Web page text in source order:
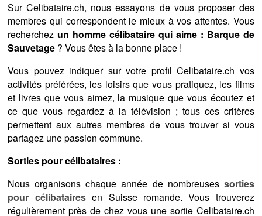
Sur Celibataire.ch, nous essayons de vous proposer des
membres qui correspondent le mieux à vos attentes. Vous
recherchez un homme célibataire qui aime : Barque de
Sauvetage ? Vous êtes à la bonne place !
Vous pouvez indiquer sur votre profil Celibataire.ch vos
activités préférées, les loisirs que vous pratiquez, les films
et livres que vous aimez, la musique que vous écoutez et
ce que vous regardez à la télévision ; tous ces critères
permettent aux autres membres de vous trouver si vous
partagez une passion commune.
Sorties pour célibataires :
Nous organisons chaque année de nombreuses sorties
pour célibatairesen Suisse romande. Vous trouverez
régulièrement près de chez vous une sortie Celibataire.ch